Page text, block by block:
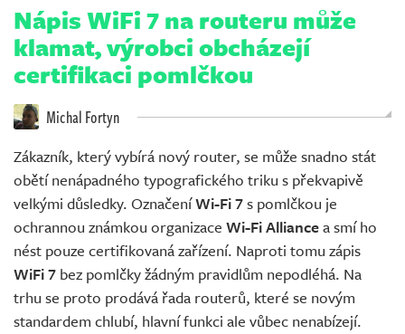
Nápis WiFi 7 na routeru může
klamat, výrobci obcházejí
certifikaci pomlčkou
Michal Fortyn
Zákazník, který vybírá nový router, se může snadno stát
obětí nenápadného typografického triku s překvapivě
velkými důsledky. OznačeníWi-Fi 7s pomlčkou je
ochrannou známkou organizace Wi-Fi Alliancea smí ho
nést pouze certifikovaná zařízení. Naproti tomu zápis
WiFi 7 bez pomlčky žádným pravidlům nepodléhá. Na
trhu se proto prodává řada routerů, které se novým
standardem chlubí, hlavní funkci ale vůbec nenabízejí.